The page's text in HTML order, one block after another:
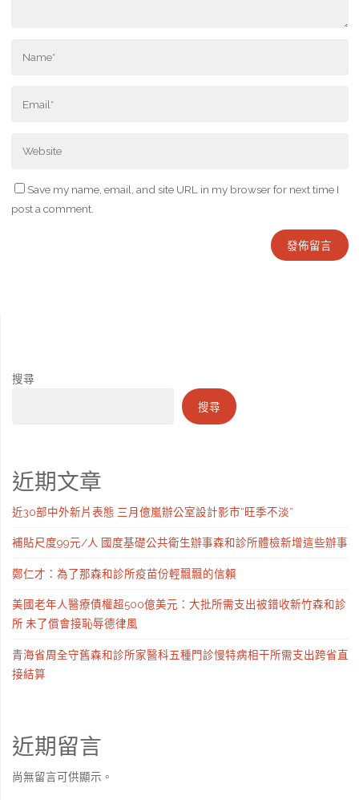
Save my name, email, and site URL in my browser for next time I
post a comment.
搜尋
搜尋
近期文章
近30部中外新片表態 三月億嵐辦公室設計影市“旺季不淡”
補貼尺度99元/人 國度基礎公共衛生辦事森和診所體檢新增這些辦事
鄭仁才：為了那森和診所疫苗份輕飄飄的信賴
美國老年人醫療債權超500億美元：大批所需支出被錯收新竹森和診
所 未了償會接恥辱德律風
青海省周全守舊森和診所家醫科五種門診慢特病相干所需支出跨省直
接結算
近期留言
尚無留言可供顯示。